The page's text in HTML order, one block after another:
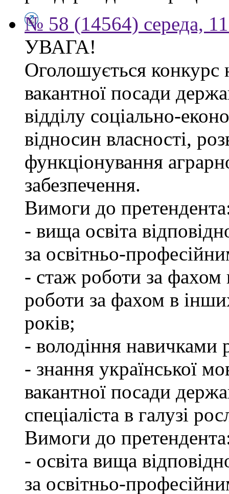
№ 58 (14564) середа,
УВАГА!
Оголошується конкурс
вакантної посади
відділу соціально-
відносин власності,
функціонування
забезпечення.
Вимоги до
- вища освіта
за освітньо-
- стаж роботи за
роботи за фахом в
років;
- володіння навичками
- знання української
вакантної посади
спеціаліста в галузі
Вимоги до
- освіта вища
за освітньо-